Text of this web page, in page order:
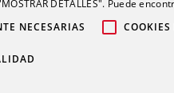
DETALLES". Puede
NECESARIAS